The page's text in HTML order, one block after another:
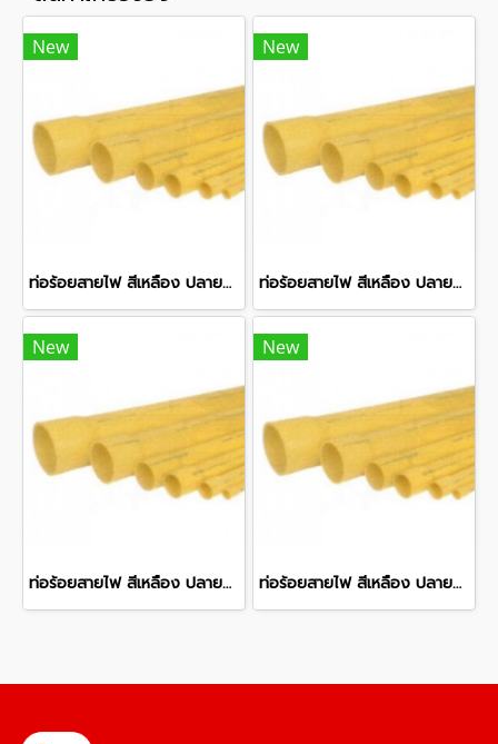
New
ท่อร้อยสายไฟ สีเหลือง ปลายบาน พีวีซี ท่อน้ำไทย ชั้นคุณภาพ 3 80 มม. 3 นิ้ว ยาว 6 เมตร
New
ท่อร้อยสายไฟ สีเหลือง ปลายบาน พีวีซี ท่อน้ำไทย ชั้นคุณภาพ 3 100 มม. 4 นิ้ว ยาว 6 เมตร
New
ท่อร้อยสายไฟ สีเหลือง ปลายบาน พีวีซี ท่อน้ำไทย ชั้นคุณภาพ 2 80 มม. 3 นิ้ว ยาว 6 เมตร
New
ท่อร้อยสายไฟ สีเหลือง ปลายบาน พีวีซี ท่อน้ำไทย ชั้นคุณภาพ 2 100 มม. 4 นิ้ว ยาว 6 เมตร